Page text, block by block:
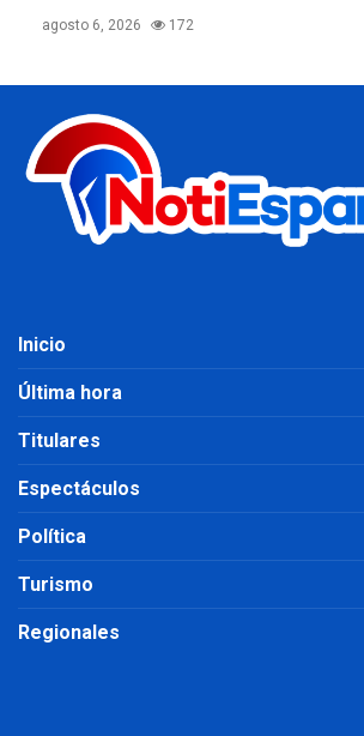
agosto 6, 2026 172
Inicio
Última hora
Titulares
Espectáculos
Política
Turismo
Regionales